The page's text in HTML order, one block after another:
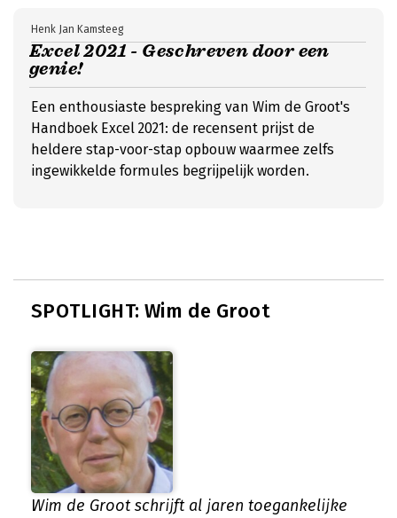
Excel 2021 - Geschreven door een
genie!
Henk Jan Kamsteeg
Een enthousiaste bespreking van Wim de Groot's
Handboek Excel 2021: de recensent prijst de
heldere stap-voor-stap opbouw waarmee zelfs
ingewikkelde formules begrijpelijk worden.
SPOTLIGHT: Wim de Groot
Wim de Groot schrijft al jaren toegankelijke